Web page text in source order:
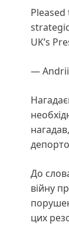
UK’s
— Andrii
До
війну
цих